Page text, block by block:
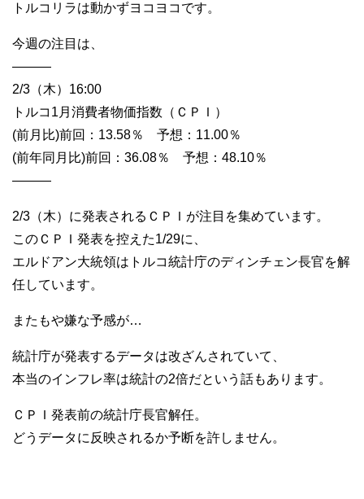
トルコリラは動かずヨコヨコです。
今週の注目は、
———
2/3（木）16:00
トルコ1月消費者物価指数（ＣＰＩ）
(前月比)前回：13.58％ 予想：11.00％
(前年同月比)前回：36.08％ 予想：48.10％
———
2/3（木）に発表されるＣＰＩが注目を集めています。
このＣＰＩ発表を控えた1/29に、
エルドアン大統領はトルコ統計庁のディンチェン長官を解
任しています。
またもや嫌な予感が…
統計庁が発表するデータは改ざんされていて、
本当のインフレ率は統計の2倍だという話もあります。
ＣＰＩ発表前の統計庁長官解任。
どうデータに反映されるか予断を許しません。